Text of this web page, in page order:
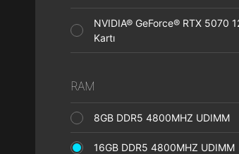
NVIDIA® GeForce® RTX 5070
Kartı
RAM
8GB DDR5 4800MHZ UDIMM
16GB DDR5 4800MHZ UDIMM